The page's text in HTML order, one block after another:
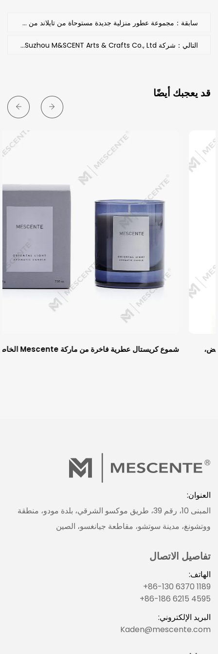
سابقة：مجموعة عطور منزلية جديدة مستوحاة من تايلاند من MESCENTE | قريبًا في معرض بانكوك الضخم 2026
التالي：شركة Suzhou M&SCENT Arts & Crafts Co., Ltd. ستعرض في معرض التجميل الصيني الثلاثين
قد يعجبك أيضًا
شموع كريستال عطرية فاخرة من ماركة Mescente الخاصة
العنوان:
المبنى 10، رقم 39، طريق موكسو الشرقي، بلدة مودو، منطقة
ووتشونغ، مدينة سوتشو، مقاطعة جيانغسو، الصين
تفاصيل الاتصال
الهاتف:
+86-130 6370 1189
+86-186 6215 4595
البريد الإلكتروني:
Kaden@mescente.com